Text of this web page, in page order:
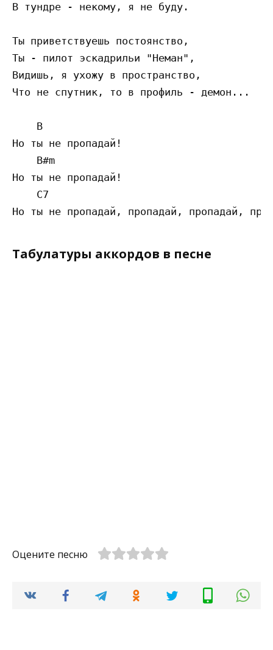
В тундре - некому, я не буду.
Ты приветствуешь постоянство,
Ты - пилот эскадрильи "Неман",
Видишь, я ухожу в пространство,
Что не спутник, то в профиль - демон...
    B
Но ты не пропадай!
    B#m
Но ты не пропадай!
    C7
Табулатуры аккордов в песне
Оцените песню